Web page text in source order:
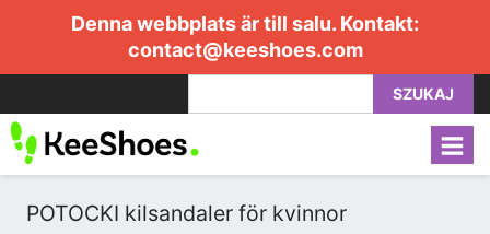
Denna webbplats är till salu. Kontakt:
contact@keeshoes.com
SZUKAJ
POTOCKI kilsandaler för kvinnor